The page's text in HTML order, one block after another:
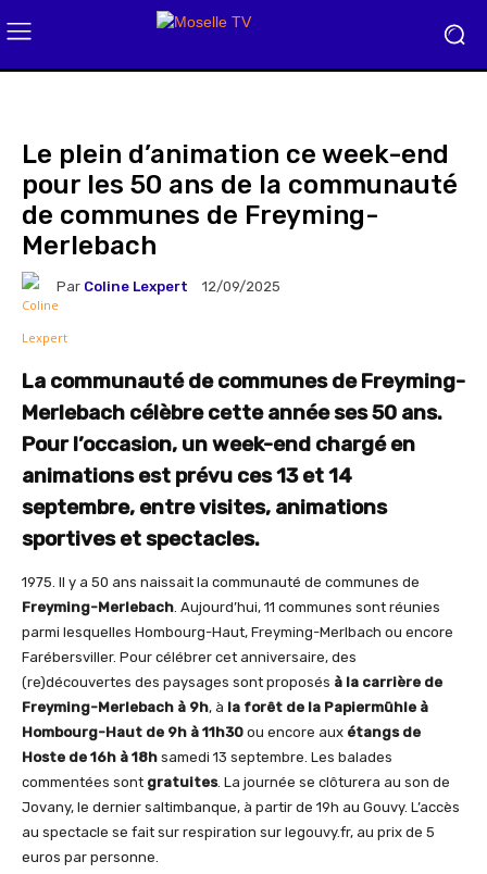
Le plein d’animation ce week-end
pour les 50 ans de la communauté
de communes de Freyming-
Merlebach
Par Coline Lexpert 12/09/2025
La communauté de communes de Freyming-
Merlebach célèbre cette année ses 50 ans.
Pour l’occasion, un week-end chargé en
animations est prévu ces 13 et 14
septembre, entre visites, animations
sportives et spectacles.
1975. Il y a 50 ans naissait la communauté de communes de
Freyming-Merlebach. Aujourd’hui, 11 communes sont réunies
parmi lesquelles Hombourg-Haut, Freyming-Merlbach ou encore
Farébersviller. Pour célébrer cet anniversaire, des
(re)découvertes des paysages sont proposés à la carrière de
Freyming-Merlebach à 9h, à la forêt de la Papiermühle à
Hombourg-Haut de 9h à 11h30 ou encore aux étangs de
Hoste de 16h à 18h samedi 13 septembre. Les balades
commentées sont gratuites. La journée se clôturera au son de
Jovany, le dernier saltimbanque, à partir de 19h au Gouvy. L’accès
au spectacle se fait sur respiration sur legouvy.fr, au prix de 5
euros par personne.